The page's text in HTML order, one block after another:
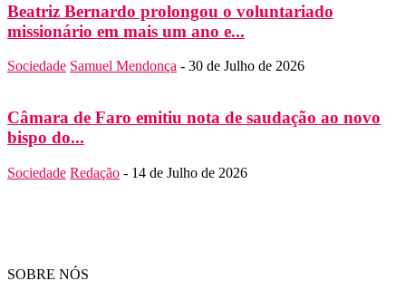
Beatriz Bernardo prolongou o voluntariado
missionário em mais um ano e...
Sociedade Samuel Mendonça - 30 de Julho de 2026
Câmara de Faro emitiu nota de saudação ao novo
bispo do...
Sociedade Redação - 14 de Julho de 2026
SOBRE NÓS